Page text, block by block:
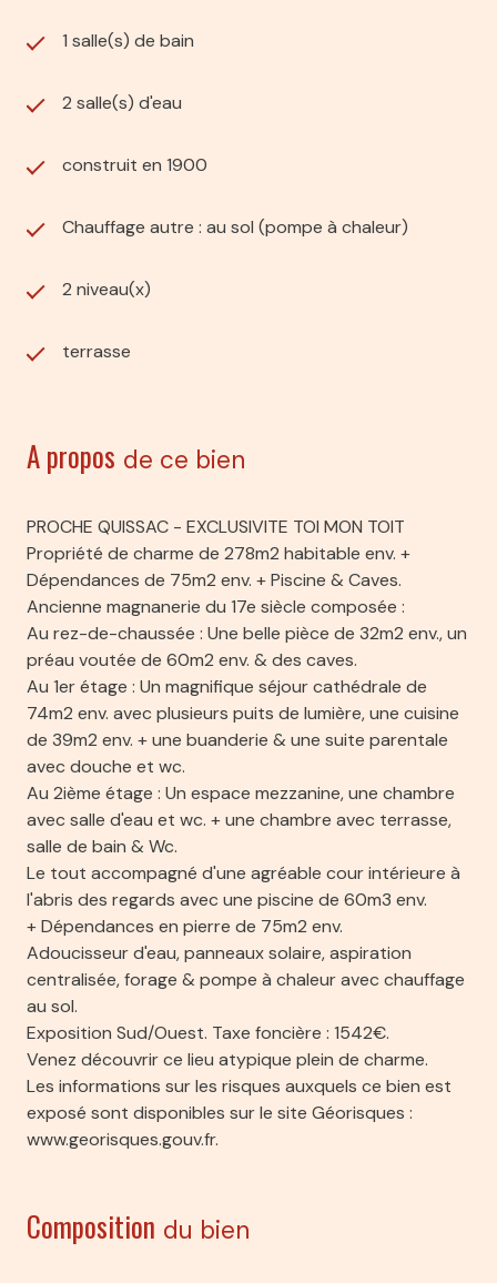
1 salle(s) de bain
2 salle(s) d'eau
construit en 1900
Chauffage autre : au sol (pompe à chaleur)
2 niveau(x)
terrasse
A propos de ce bien
PROCHE QUISSAC - EXCLUSIVITE TOI MON TOIT
Propriété de charme de 278m2 habitable env. +
Dépendances de 75m2 env. + Piscine & Caves.
Ancienne magnanerie du 17e siècle composée :
Au rez-de-chaussée : Une belle pièce de 32m2 env., un
préau voutée de 60m2 env. & des caves.
Au 1er étage : Un magnifique séjour cathédrale de
74m2 env. avec plusieurs puits de lumière, une cuisine
de 39m2 env. + une buanderie & une suite parentale
avec douche et wc.
Au 2ième étage : Un espace mezzanine, une chambre
avec salle d'eau et wc. + une chambre avec terrasse,
salle de bain & Wc.
Le tout accompagné d'une agréable cour intérieure à
l'abris des regards avec une piscine de 60m3 env.
+ Dépendances en pierre de 75m2 env.
Adoucisseur d'eau, panneaux solaire, aspiration
centralisée, forage & pompe à chaleur avec chauffage
au sol.
Exposition Sud/Ouest. Taxe foncière : 1542€.
Venez découvrir ce lieu atypique plein de charme.
Les informations sur les risques auxquels ce bien est
exposé sont disponibles sur le site Géorisques :
www.georisques.gouv.fr.
Composition du bien